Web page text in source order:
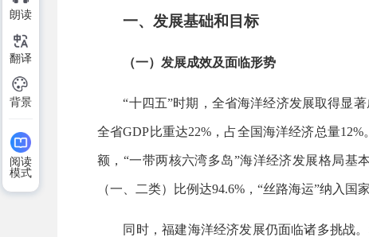
一、发展基础和目标
（一）发展成效及面临形势
“十四五”时期，全省海洋经济发展取得显著
全省GDP比重达22%，占全国海洋经济总量
额，“一带两核六湾多岛”海洋经济发展格局基
（一、二类）比例达94.6%，“丝路海运”纳入国
同时，福建海洋经济发展仍面临诸多挑战。
朗读
翻译
背景
阅读
模式